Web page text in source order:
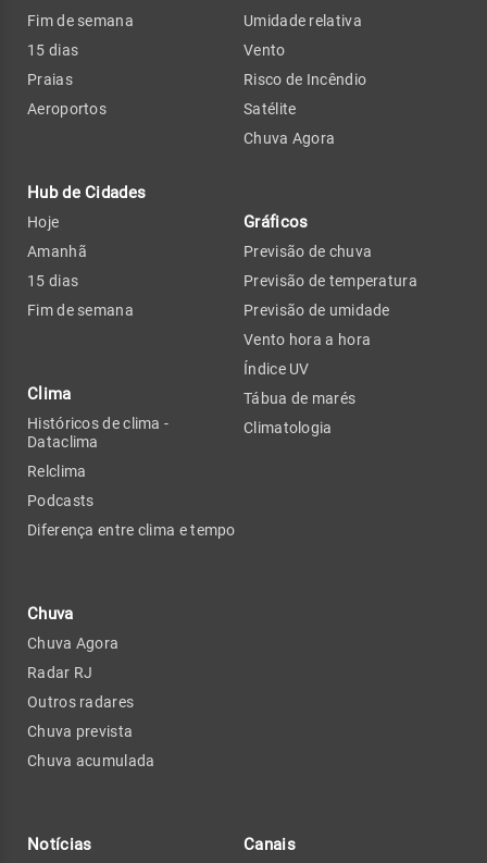
Fim de semana
15 dias
Praias
Aeroportos
Hub de Cidades
Hoje
Amanhã
15 dias
Fim de semana
Clima
Históricos de clima -
Dataclima
Relclima
Podcasts
Diferença entre clima e tempo
Chuva
Chuva Agora
Radar RJ
Outros radares
Chuva prevista
Chuva acumulada
Umidade relativa
Vento
Risco de Incêndio
Satélite
Chuva Agora
Gráficos
Previsão de chuva
Previsão de temperatura
Previsão de umidade
Vento hora a hora
Índice UV
Tábua de marés
Climatologia
Notícias Canais